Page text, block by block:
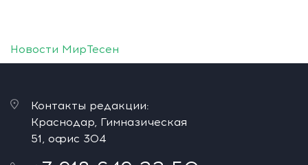
Новости МирТесен
Контакты редакции:
Краснодар, Гимназическая
51, офис 304